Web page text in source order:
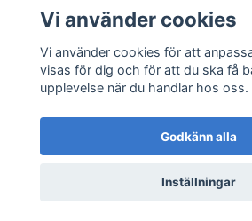
Sociala medier
© 2026 Kalmars Travshop
Vi använder cookies
Vi använder cookies för att
visas för dig och för att du ska få
upplevelse när du handlar hos oss.
Godkänn alla
Inställningar